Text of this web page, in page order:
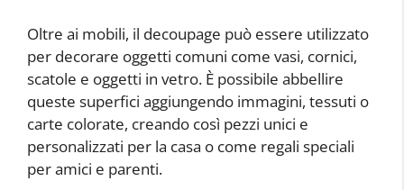
Oltre ai mobili, il decoupage può essere utilizzato
per decorare oggetti comuni come vasi, cornici,
scatole e oggetti in vetro. È possibile abbellire
queste superfici aggiungendo immagini, tessuti o
carte colorate, creando così pezzi unici e
personalizzati per la casa o come regali speciali
per amici e parenti.